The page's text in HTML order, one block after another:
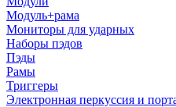
Модуль+рама
Мониторы для ударных
Наборы пэдов
Пэды
Рамы
Триггеры
Электронная перкуссия и